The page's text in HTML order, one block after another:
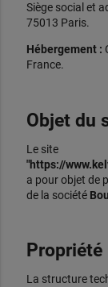
Siège social et
75013 Paris.
Hébergement :
France.
Objet du
Le site
"https://
a pour objet de
de la société
La structure